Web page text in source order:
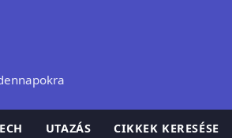
UTAZÁS CIKKEK KERESÉSE